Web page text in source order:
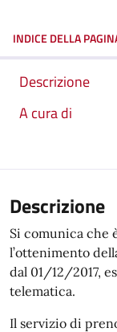
INDICE DELLA
Descrizione
A cura di
Descrizione
Si comunica che
l’ottenimento
dal 01/12/2017,
telematica.
Il servizio di